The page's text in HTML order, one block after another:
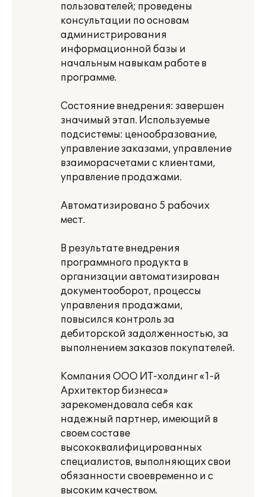
пользователей; проведены
консультации по основам
администрирования
информационной базы и
начальным навыкам работе в
программе.
Состояние внедрения: завершен
значимый этап. Используемые
подсистемы: ценообразование,
управление заказами, управление
взаиморасчетами с клиентами,
управление продажами.
Автоматизировано 5 рабочих
мест.
В результате внедрения
программного продукта в
организации автоматизирован
документооборот, процессы
управления продажами,
повысился контроль за
дебиторской задолженностью, за
выполнением заказов покупателей.
Компания ООО ИТ-холдинг «1-й
Архитектор бизнеса»
зарекомендовала себя как
надежный партнер, имеющий в
своем составе
высококвалифицированных
специалистов, выполняющих свои
обязанности своевременно и с
высоким качеством.